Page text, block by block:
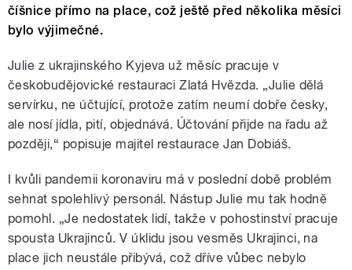
číšnice přímo na place, což ještě před několika měsíci
bylo výjimečné.
Julie z ukrajinského Kyjeva už měsíc pracuje v
českobudějovické restauraci Zlatá Hvězda. „Julie dělá
servírku, ne účtující, protože zatím neumí dobře česky,
ale nosí jídla, pití, objednává. Účtování přijde na řadu až
později,“ popisuje majitel restaurace Jan Dobiáš.
I kvůli pandemii koronaviru má v poslední době problém
sehnat spolehlivý personál. Nástup Julie mu tak hodně
pomohl. „Je nedostatek lidí, takže v pohostinství pracuje
spousta Ukrajinců. V úklidu jsou vesměs Ukrajinci, na
place jich neustále přibývá, což dříve vůbec nebylo